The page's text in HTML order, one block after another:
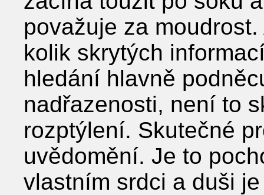
považuje za
kolik skrytých
hledání hlavně
nadřazenosti, není to
rozptýlení. Skutečné
uvědomění. Je to
vlastním srdci a duši